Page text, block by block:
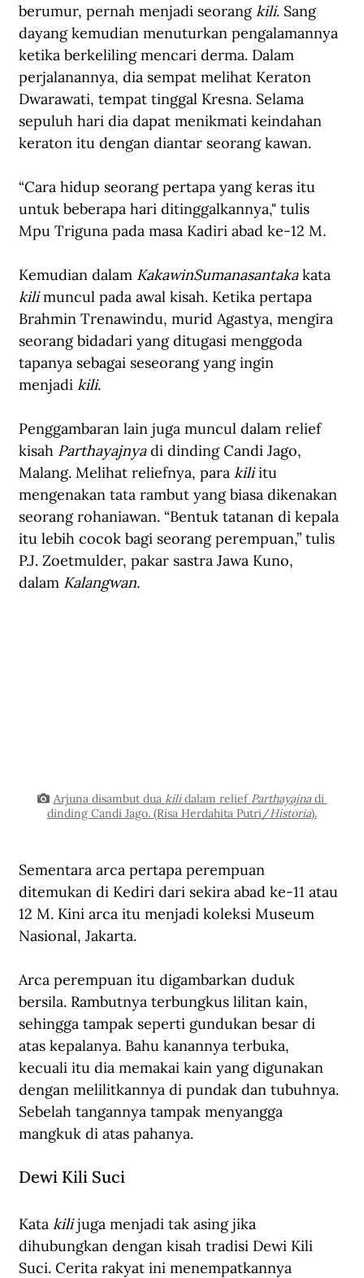
berumur, pernah menjadi seorang kili. Sang
dayang kemudian menuturkan pengalamannya
ketika berkeliling mencari derma. Dalam
perjalanannya, dia sempat melihat Keraton
Dwarawati, tempat tinggal Kresna. Selama
sepuluh hari dia dapat menikmati keindahan
keraton itu dengan diantar seorang kawan.
“Cara hidup seorang pertapa yang keras itu
untuk beberapa hari ditinggalkannya," tulis
Mpu Triguna pada masa Kadiri abad ke-12 M.
Kemudian dalam KakawinSumanasantaka kata
kili muncul pada awal kisah. Ketika pertapa
Brahmin Trenawindu, murid Agastya, mengira
seorang bidadari yang ditugasi menggoda
tapanya sebagai seseorang yang ingin
menjadi kili.
Penggambaran lain juga muncul dalam relief
kisah Parthayajnya di dinding Candi Jago,
Malang. Melihat reliefnya, para kili itu
mengenakan tata rambut yang biasa dikenakan
seorang rohaniawan. “Bentuk tatanan di kepala
itu lebih cocok bagi seorang perempuan,” tulis
P.J. Zoetmulder, pakar sastra Jawa Kuno,
dalam Kalangwan.
Arjuna disambut dua kili dalam relief Parthayajna di
dinding Candi Jago. (Risa Herdahita Putri/Historia).
Sementara arca pertapa perempuan
ditemukan di Kediri dari sekira abad ke-11 atau
12 M. Kini arca itu menjadi koleksi Museum
Nasional, Jakarta.
Arca perempuan itu digambarkan duduk
bersila. Rambutnya terbungkus lilitan kain,
sehingga tampak seperti gundukan besar di
atas kepalanya. Bahu kanannya terbuka,
kecuali itu dia memakai kain yang digunakan
dengan melilitkannya di pundak dan tubuhnya.
Sebelah tangannya tampak menyangga
mangkuk di atas pahanya.
Dewi Kili Suci
Kata kili juga menjadi tak asing jika
dihubungkan dengan kisah tradisi Dewi Kili
Suci. Cerita rakyat ini menempatkannya